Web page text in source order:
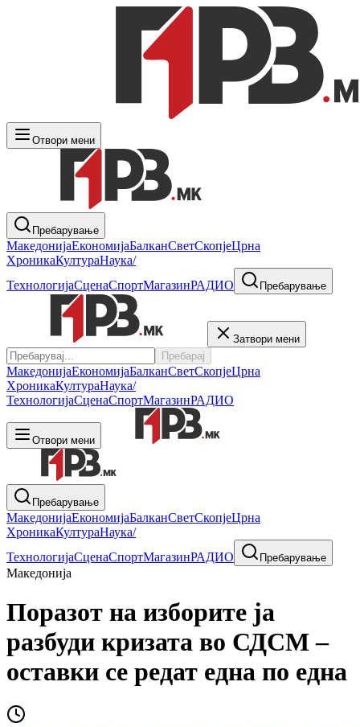
Отвори мени
Пребарување
МакедонијаЕкономијаБалканСветСкопјеЦрна
ХроникаКултураНаука/
ТехнологијаСценаСпортМагазинРАДИО Пребарување
Затвори мени
Пребарај
МакедонијаЕкономијаБалканСветСкопјеЦрна
ХроникаКултураНаука/
ТехнологијаСценаСпортМагазинРАДИО
Отвори мени
Пребарување
МакедонијаЕкономијаБалканСветСкопјеЦрна
ХроникаКултураНаука/
ТехнологијаСценаСпортМагазинРАДИО Пребарување
Македонија
Поразот на изборите ја
разбуди кризата во СДСМ –
оставки се редат една по една